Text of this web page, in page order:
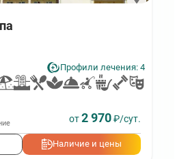
Профили лечения: 4
от2 970₽/сут.
Наличие и цены